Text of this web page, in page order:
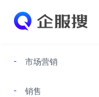
市场营销
销售